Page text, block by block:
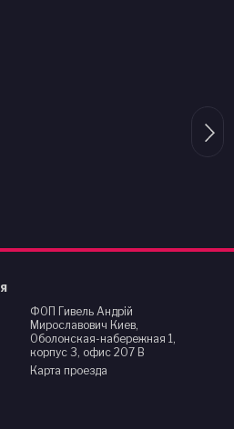
ФОП Гивель Андрій
Мирославович Киев,
Оболонская-набережная 1,
корпус 3, офис 207 В
Карта проезда